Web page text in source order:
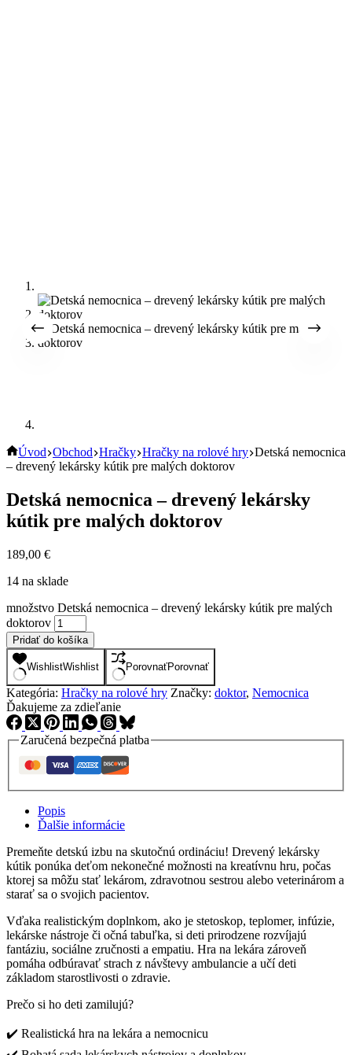
Úvod Obchod Hračky Hračky na rolové hry Detská nemocnica
– drevený lekársky kútik pre malých doktorov
Detská nemocnica – drevený lekársky
kútik pre malých doktorov
189,00 €
14 na sklade
množstvo Detská nemocnica – drevený lekársky kútik pre malých
doktorov
Pridať do košíka
WishlistWishlist PorovnaťPorovnať
Kategória: Hračky na rolové hry Značky: doktor, Nemocnica
Ďakujeme za zdieľanie
Zaručená bezpečná platba
Popis
Ďalšie informácie
Premeňte detskú izbu na skutočnú ordináciu! Drevený lekársky
kútik ponúka deťom nekonečné možnosti na kreatívnu hru, počas
ktorej sa môžu stať lekárom, zdravotnou sestrou alebo veterinárom a
starať sa o svojich pacientov.
Vďaka realistickým doplnkom, ako je stetoskop, teplomer, infúzie,
lekárske nástroje či očná tabuľka, si deti prirodzene rozvíjajú
fantáziu, sociálne zručnosti a empatiu. Hra na lekára zároveň
pomáha odbúravať strach z návštevy ambulancie a učí deti
základom starostlivosti o zdravie.
Prečo si ho deti zamilujú?
✔️ Realistická hra na lekára a nemocnicu